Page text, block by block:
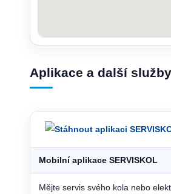
Aplikace a další služby
Mobilní aplikace SERVISKOL
Mějte servis svého kola nebo